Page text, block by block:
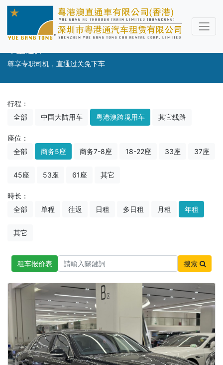
尊享专职司机，直通过关免下车
行程：
全部
中国大陆用车 粵港澳跨境用车 其它线路
座位：
全部
商务5座 商务7-8座 18-22座 33座 37座
45座 53座 61座 其它
時长：
全部
单程 往返 日租 多日租 月租 年租
其它
租车报价表 搜索